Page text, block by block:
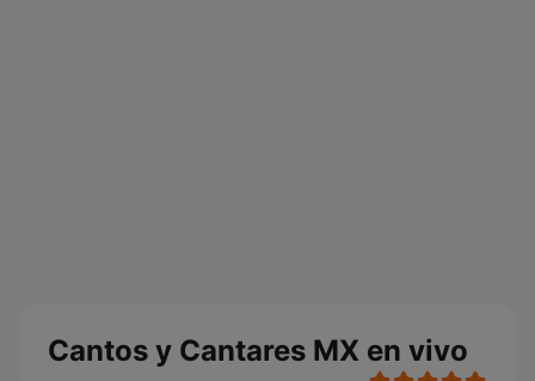
Cantos y Cantares MX en vivo